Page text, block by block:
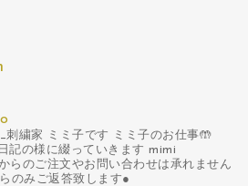
刺繍家 ミミ子です
ミミ子のお仕事🤲
記の様に綴っていきます mimi
らのご注文やお問い合わせは承れません
のみご返答致します●